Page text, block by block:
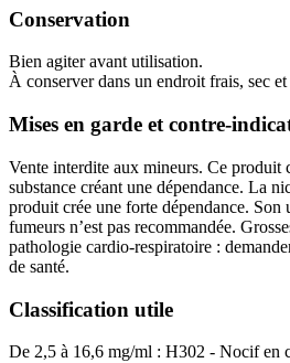
Conservation
Bien agiter avant utilisation.
À conserver dans un endroit frais, sec
Mises en garde et contre-
Vente interdite aux mineurs. Ce produit
substance créant une dépendance. La
produit crée une forte dépendance. Son
fumeurs n’est pas recommandée.
pathologie cardio-respiratoire :
de santé.
Classification utile
De 2,5 à 16,6 mg/ml : H302 - Nocif en